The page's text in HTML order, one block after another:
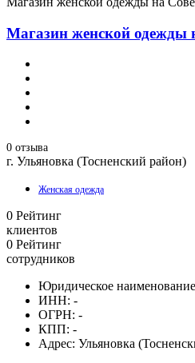
Магазин женской одежды
0 отзыва
г. Ульяновка (Тосненский район)
Женская одежда
0 Рейтинг
клиентов
0 Рейтинг
сотрудников
Юридическое
ИНН: -
ОГРН: -
КПП: -
Адрес: Ульяновка